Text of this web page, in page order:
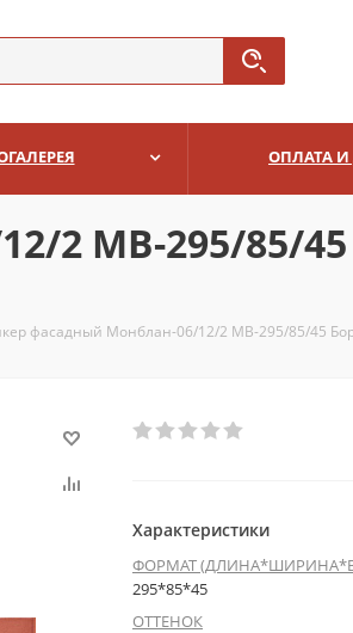
ОПЛАТА И
2 MB-295/85/
фасадный Монблан-06/12/2 MB-295/85/45
Характеристики
ФОРМАТ
295*85*45
ОТТЕНОК